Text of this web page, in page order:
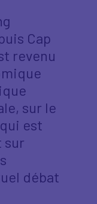
Cap
revenu
sur le
est
sur
débat